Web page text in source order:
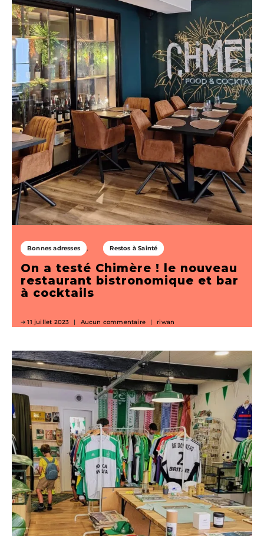
Bonnes adresses Restos à Sainté
On a testé Chimère ! le nouveau
restaurant bistronomique et bar
à cocktails
11 juillet 2023 Aucun commentaire riwan